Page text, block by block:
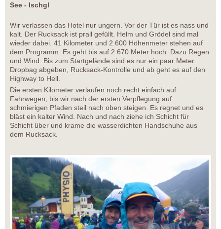
See - Ischgl
Wir verlassen das Hotel nur ungern. Vor der Tür ist es nass und
kalt. Der Rucksack ist prall gefüllt. Helm und Grödel sind mal
wieder dabei. 41 Kilometer und 2.600 Höhenmeter stehen auf
dem Programm. Es geht bis auf 2.670 Meter hoch. Dazu Regen
und Wind. Bis zum Startgelände sind es nur ein paar Meter.
Dropbag abgeben, Rucksack-Kontrolle und ab geht es auf den
Highway to Hell.
Die ersten Kilometer verlaufen noch recht einfach auf
Fahrwegen, bis wir nach der ersten Verpflegung auf
schmierigen Pfaden steil nach oben steigen. Es regnet und es
bläst ein kalter Wind. Nach und nach ziehe ich Schicht für
Schicht über und krame die wasserdichten Handschuhe aus
dem Rucksack.